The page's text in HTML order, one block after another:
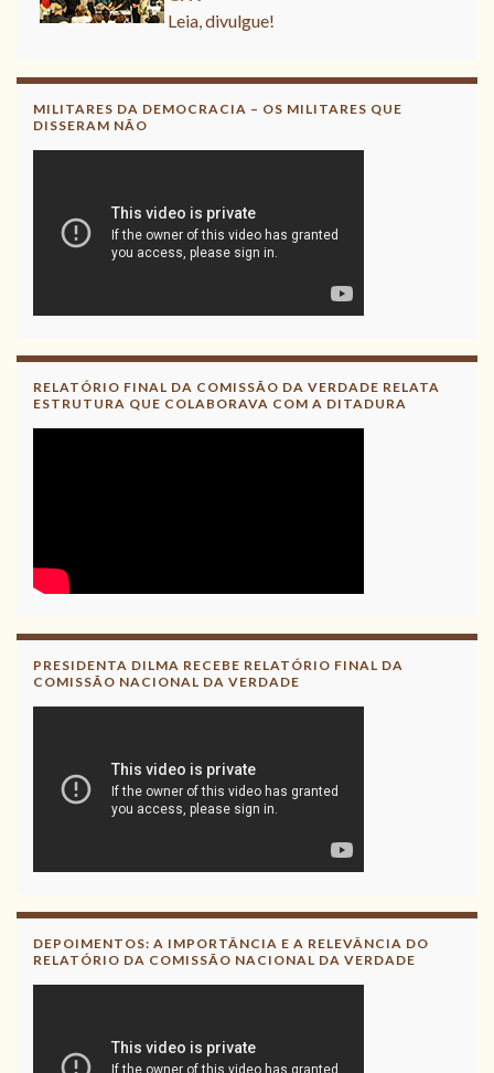
Leia, divulgue!
MILITARES DA DEMOCRACIA – OS MILITARES QUE
DISSERAM NÃO
RELATÓRIO FINAL DA COMISSÃO DA VERDADE RELATA
ESTRUTURA QUE COLABORAVA COM A DITADURA
PRESIDENTA DILMA RECEBE RELATÓRIO FINAL DA
COMISSÃO NACIONAL DA VERDADE
DEPOIMENTOS: A IMPORTÂNCIA E A RELEVÂNCIA DO
RELATÓRIO DA COMISSÃO NACIONAL DA VERDADE